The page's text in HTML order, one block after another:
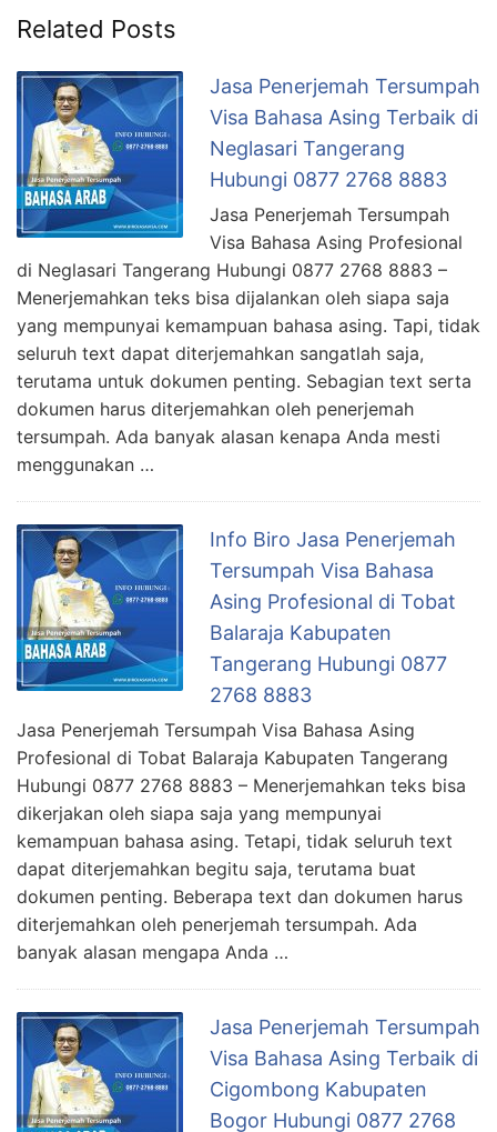
Related Posts
Jasa Penerjemah Tersumpah
Visa Bahasa Asing Terbaik di
Neglasari Tangerang
Hubungi 0877 2768 8883
Jasa Penerjemah Tersumpah
Visa Bahasa Asing Profesional
di Neglasari Tangerang Hubungi 0877 2768 8883 –
Menerjemahkan teks bisa dijalankan oleh siapa saja
yang mempunyai kemampuan bahasa asing. Tapi, tidak
seluruh text dapat diterjemahkan sangatlah saja,
terutama untuk dokumen penting. Sebagian text serta
dokumen harus diterjemahkan oleh penerjemah
tersumpah. Ada banyak alasan kenapa Anda mesti
menggunakan …
Info Biro Jasa Penerjemah
Tersumpah Visa Bahasa
Asing Profesional di Tobat
Balaraja Kabupaten
Tangerang Hubungi 0877
2768 8883
Jasa Penerjemah Tersumpah Visa Bahasa Asing
Profesional di Tobat Balaraja Kabupaten Tangerang
Hubungi 0877 2768 8883 – Menerjemahkan teks bisa
dikerjakan oleh siapa saja yang mempunyai
kemampuan bahasa asing. Tetapi, tidak seluruh text
dapat diterjemahkan begitu saja, terutama buat
dokumen penting. Beberapa text dan dokumen harus
diterjemahkan oleh penerjemah tersumpah. Ada
banyak alasan mengapa Anda …
Jasa Penerjemah Tersumpah
Visa Bahasa Asing Terbaik di
Cigombong Kabupaten
Bogor Hubungi 0877 2768